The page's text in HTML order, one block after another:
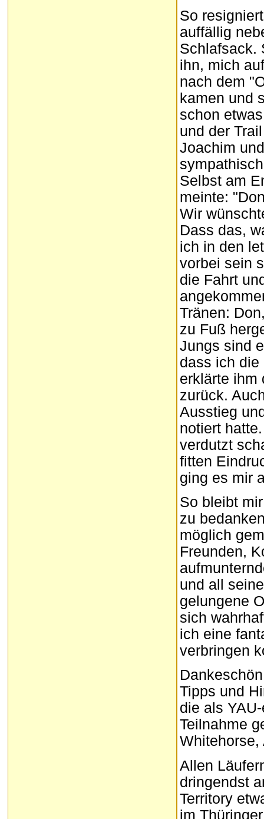
So
auffällig
Schlafsack.
ihn, mich
nach dem
kamen und
schon
und der
Joachim
Selbst am
meinte:
Wir
Dass das,
ich in den
vorbei sein
die Fahrt
Tränen:
zu Fuß
Jungs sind
dass ich die
erklärte ihm
zurück.
Ausstieg
notiert
verdutzt
fitten
ging es mir
So bleibt
zu
möglich
Freunden,
und all
gelungene
sich
ich eine
verbringen
Tipps und
die als
Teilnahme
Whitehorse,
Allen
dringendst
Territory
im